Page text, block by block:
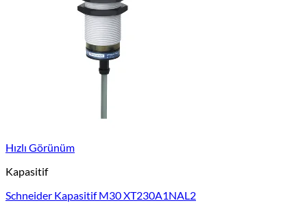
Hızlı Görünüm
Kapasitif
Schneider Kapasitif M30 XT230A1NAL2